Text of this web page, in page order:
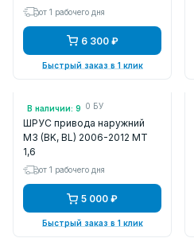
от 1 рабочего дня
6 300 ₽
Быстрый заказ в 1 клик
В наличии: 9
Арт.: FG0525720 БУ
ШРУС привода наружний
M3 (BK, BL) 2006-2012 MT
1,6
от 1 рабочего дня
5 000 ₽
Быстрый заказ в 1 клик